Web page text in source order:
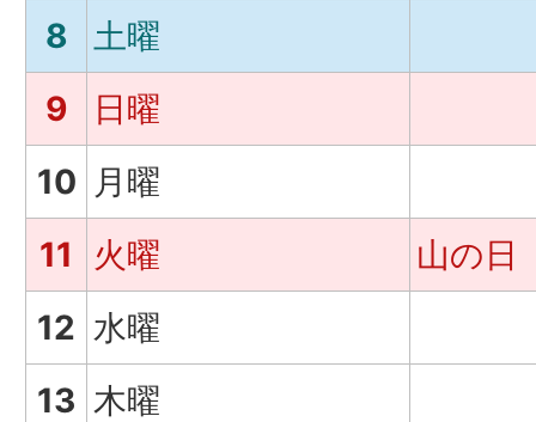
8
土曜
9
日曜
10 月曜
11
火曜
山の日
12 水曜
13 木曜